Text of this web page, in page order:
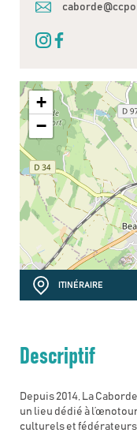
+
−
ITINÉRAIRE
Descriptif
Depuis 2014, La
un lieu dédié à
culturels et